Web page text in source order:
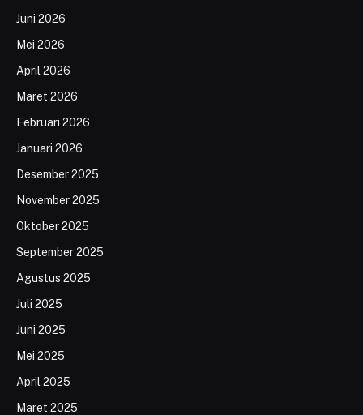
Juni 2026
Mei 2026
April 2026
Maret 2026
Februari 2026
Januari 2026
Desember 2025
November 2025
Oktober 2025
September 2025
Agustus 2025
Juli 2025
Juni 2025
Mei 2025
April 2025
Maret 2025